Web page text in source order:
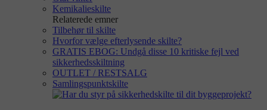
Kemikalieskilte
Relaterede emner
Tilbehør til skilte
Hvorfor vælge efterlysende skilte?
GRATIS EBOG: Undgå disse 10 kritiske fejl ved
sikkerhedsskiltning
OUTLET / RESTSALG
Samlingspunktskilte